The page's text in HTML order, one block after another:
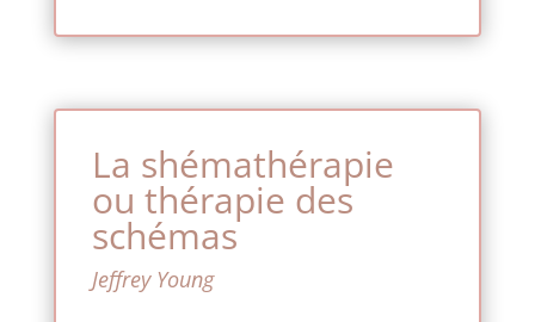
La shémathérapie
ou thérapie des
schémas
Jeffrey Young